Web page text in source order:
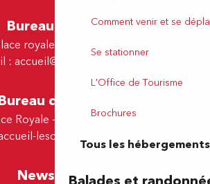
Comment venir et se
Se stationner
L'Office de Tourisme
Brochures
Tous les hébergements
Bureau de Pau
royale - 64000 Pau
: accueil@tourismepau.fr
de Lescar
Royale - 64230 Lescar
lescar@tourismepau.fr
Newsletter